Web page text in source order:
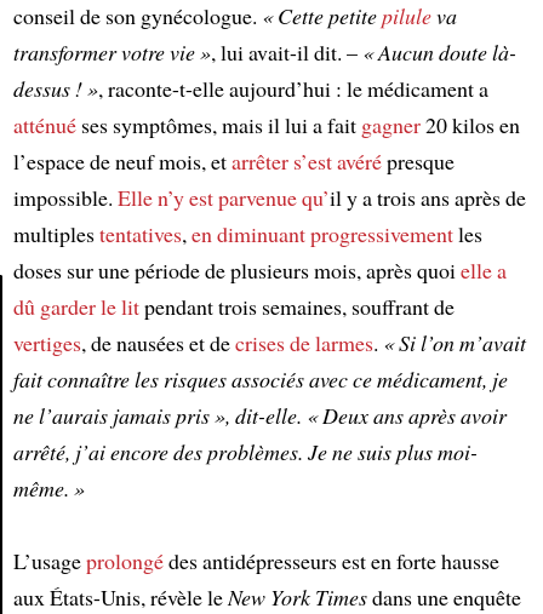
Article
conseil de son gynécologue. « Cette petitepiluleva
transformer votre vie », lui avait-il dit. –« Aucun doute là-
dessus ! », raconte-t-elle aujourd’hui : le médicament a
atténuéses symptômes, mais il lui a fait gagner20 kilos en
l’espace de neuf mois, etarrêter s’est avérépresque
impossible. Elle n’y est parvenue qu’il y a trois ans après de
multiplestentatives,en diminuant progressivementles
doses sur une période de plusieurs mois, après quoielle a
dû garder le litpendant trois semaines, souffrant de
vertiges, de nausées et decrises de larmes. « Si l’on m’avait
fait connaître les risques associés avec ce médicament, je
ne l’aurais jamais pris », dit-elle. « Deux ans après avoir
arrêté, j’ai encore des problèmes. Je ne suis plus moi-
même. »
L’usageprolongédes antidépresseurs est en forte hausse
aux États-Unis, révèle leNew York Timesdans une enquête